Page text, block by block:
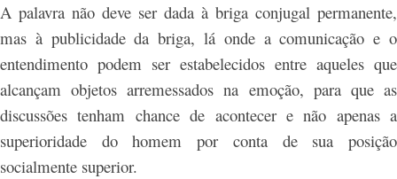
A palavra não deve ser dada à briga conjugal permanente,
mas à publicidade da briga, lá onde a comunicação e o
entendimento podem ser estabelecidos entre aqueles que
alcançam objetos arremessadosna emoção, para que as
discussões tenham chance de acontecer e não apenas a
superioridade do homem por conta de sua posição
socialmente superior.